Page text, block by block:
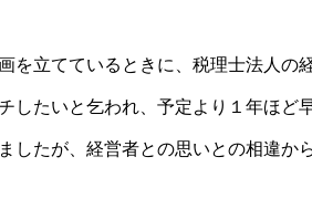
を立てているときに、税理士法人の
したいと乞われ、予定より１年ほど
したが、経営者との思いとの相違か